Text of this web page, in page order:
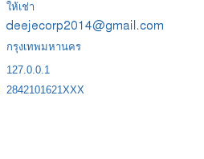
ให้เช่า
กรุงเทพมหานคร
127.0.0.1
2842101621XXX